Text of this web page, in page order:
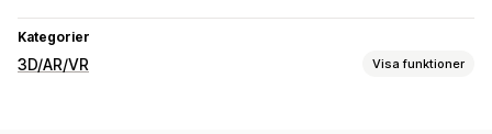
Kategorier
3D/AR/VR Visa funktioner